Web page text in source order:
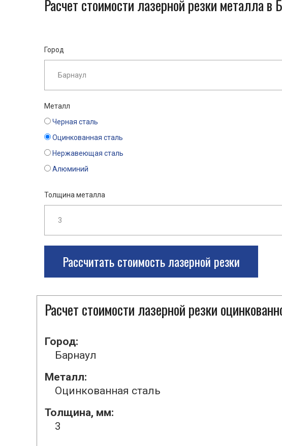
Расчет стоимости лазерной резки металла в
Город
Металл
Черная сталь
Оцинкованная сталь
Нержавеющая сталь
Алюминий
Толщина металла
Рассчитать стоимость лазерной резки
Расчет стоимости лазерной резки
Город:
Барнаул
Металл:
Оцинкованная сталь
Толщина, мм:
3